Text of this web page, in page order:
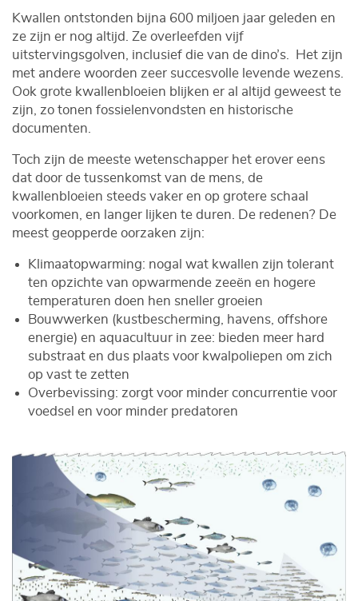
Kwallen ontstonden bijna 600 miljoen jaar geleden en
ze zijn er nog altijd. Ze overleefden vijf
uitstervingsgolven, inclusief die van de dino’s. Het zijn
met andere woorden zeer succesvolle levende wezens.
Ook grote kwallenbloeien blijken er al altijd geweest te
zijn, zo tonen fossielenvondsten en historische
documenten.
Toch zijn de meeste wetenschapper het erover eens
dat door de tussenkomst van de mens, de
kwallenbloeien steeds vaker en op grotere schaal
voorkomen, en langer lijken te duren. De redenen? De
meest geopperde oorzaken zijn:
Klimaatopwarming: nogal wat kwallen zijn tolerant
ten opzichte van opwarmende zeeën en hogere
temperaturen doen hen sneller groeien
Bouwwerken (kustbescherming, havens, offshore
energie) en aquacultuur in zee: bieden meer hard
substraat en dus plaats voor kwalpoliepen om zich
op vast te zetten
Overbevissing: zorgt voor minder concurrentie voor
voedsel en voor minder predatoren